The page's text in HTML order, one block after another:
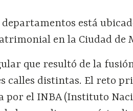
está
en la Ciudad de
que resultó de la
calles distintas. El reto
por el INBA (Instituto